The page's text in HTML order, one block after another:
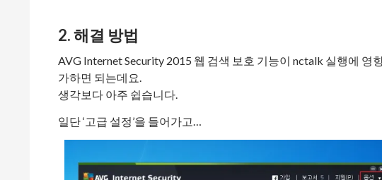
2. 해결 방법
AVG Internet Security 2015 웹 검색 보호 기능이 nctalk 실행에 영
가하면 되는데요.
생각보다 아주 쉽습니다.
일단 ‘고급 설정’을 들어가고…